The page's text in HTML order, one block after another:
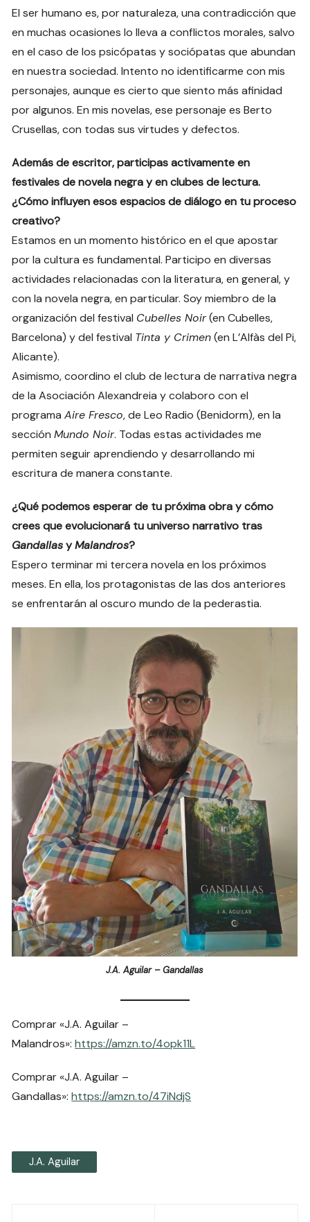
El ser humano es, por naturaleza, una contradicción que
en muchas ocasiones lo lleva a conflictos morales, salvo
en el caso de los psicópatas y sociópatas que abundan
en nuestra sociedad. Intento no identificarme con mis
personajes, aunque es cierto que siento más afinidad
por algunos. En mis novelas, ese personaje es Berto
Crusellas, con todas sus virtudes y defectos.
Además de escritor, participas activamente en
festivales de novela negra y en clubes de lectura.
¿Cómo influyen esos espacios de diálogo en tu proceso
creativo?
Estamos en un momento histórico en el que apostar
por la cultura es fundamental. Participo en diversas
actividades relacionadas con la literatura, en general, y
con la novela negra, en particular. Soy miembro de la
organización del festival Cubelles Noir(en Cubelles,
Barcelona) y del festival Tinta y Crimen(en L’Alfàs del Pi,
Alicante).
Asimismo, coordino el club de lectura de narrativa negra
de la Asociación Alexandreia y colaboro con el
programaAire Fresco, de Leo Radio (Benidorm), en la
secciónMundo Noir. Todas estas actividades me
permiten seguir aprendiendo y desarrollando mi
escritura de manera constante.
¿Qué podemos esperar de tu próxima obra y cómo
crees que evolucionará tu universo narrativo tras
GandallasyMalandros?
Espero terminar mi tercera novela en los próximos
meses. En ella, los protagonistas de las dos anteriores
se enfrentarán al oscuro mundo de la pederastia.
J.A. Aguilar – Gandallas
Comprar «J.A. Aguilar –
Malandros»:https://amzn.to/4opk11L
Comprar «J.A. Aguilar –
Gandallas»:https://amzn.to/47iNdjS
J.A. Aguilar